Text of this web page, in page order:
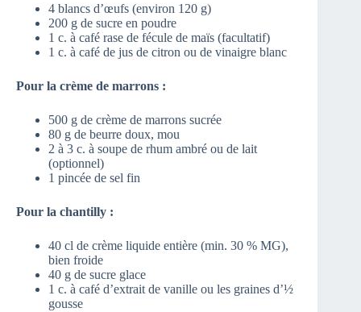
4 blancs d’œufs (environ 120 g)
200 g de sucre en poudre
1 c. à café rase de fécule de maïs (facultatif)
1 c. à café de jus de citron ou de vinaigre blanc
Pour la crème de marrons :
500 g de crème de marrons sucrée
80 g de beurre doux, mou
2 à 3 c. à soupe de rhum ambré ou de lait
(optionnel)
1 pincée de sel fin
Pour la chantilly :
40 cl de crème liquide entière (min. 30 % MG),
bien froide
40 g de sucre glace
1 c. à café d’extrait de vanille ou les graines d’½
gousse